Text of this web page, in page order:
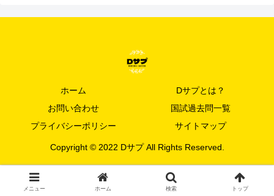
ホーム
Dサプとは？
お問い合わせ
国試過去問一覧
プライバシーポリシー
サイトマップ
Copyright © 2022 Dサプ All Rights Reserved.
メニュー ホーム 検索 トップ